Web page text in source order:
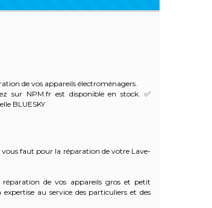
de vos appareils électroménagers.
sur NPM.fr est disponible en stock. ✅
BLUESKY
vous faut pour la réparation de votre Lave-
réparation de vos appareils gros et petit
au service des particuliers et des